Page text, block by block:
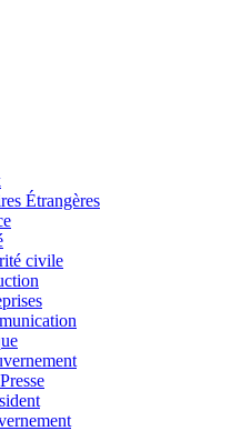
Étrangères
civile